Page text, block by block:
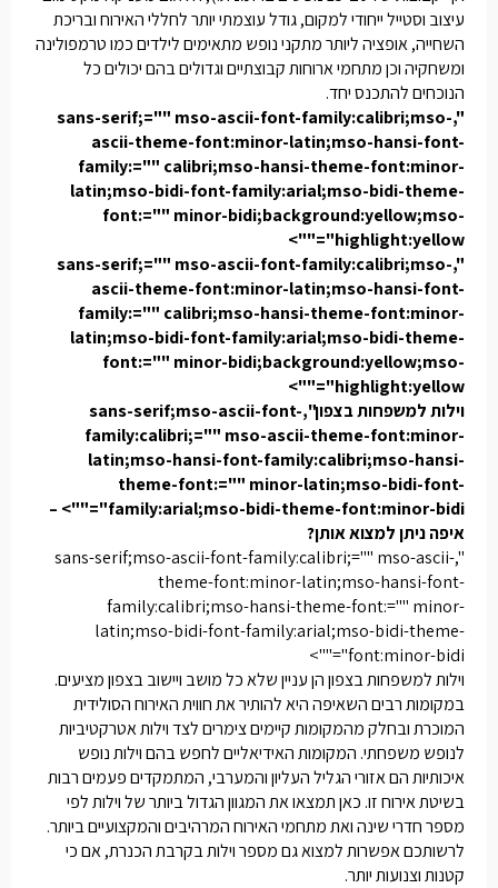
עיצוב וסטייל ייחודי למקום, גודל עוצמתי יותר לחללי האירוח ובריכת
השחייה, אופציה ליותר מתקני נופש מתאימים לילדים כמו טרמפולינה
ומשחקיה וכן מתחמי ארוחות קבוצתיים וגדולים בהם יכולים כל
הנוכחים להתכנס יחד.
",sans-serif;="" mso-ascii-font-family:calibri;mso-
ascii-theme-font:minor-latin;mso-hansi-font-
family:="" calibri;mso-hansi-theme-font:minor-
latin;mso-bidi-font-family:arial;mso-bidi-theme-
font:="" minor-bidi;background:yellow;mso-
highlight:yellow"="">
",sans-serif;="" mso-ascii-font-family:calibri;mso-
ascii-theme-font:minor-latin;mso-hansi-font-
family:="" calibri;mso-hansi-theme-font:minor-
latin;mso-bidi-font-family:arial;mso-bidi-theme-
font:="" minor-bidi;background:yellow;mso-
highlight:yellow"="">
וילות למשפחות בצפון ",sans-serif;mso-ascii-font-
family:calibri;="" mso-ascii-theme-font:minor-
latin;mso-hansi-font-family:calibri;mso-hansi-
theme-font:="" minor-latin;mso-bidi-font-
family:arial;mso-bidi-theme-font:minor-bidi"=""> –
איפה ניתן למצוא אותן?
",sans-serif;mso-ascii-font-family:calibri;="" mso-ascii-
theme-font:minor-latin;mso-hansi-font-
family:calibri;mso-hansi-theme-font:="" minor-
latin;mso-bidi-font-family:arial;mso-bidi-theme-
font:minor-bidi"="">
וילות למשפחות בצפוןהן עניין שלא כל מושב ויישוב בצפון מציעים.
במקומות רבים השאיפה היא להותיר את חווית האירוח הסולידית
המוכרת ובחלק מהמקומות קיימים צימרים לצד וילות אטרקטיביות
לנופש משפחתי. המקומות האידיאליים לחפש בהם וילות נופש
איכותיות הם אזורי הגליל העליון והמערבי, המתמקדים פעמים רבות
בשיטת אירוח זו. כאן תמצאו את המגוון הגדול ביותר של וילות לפי
מספר חדרי שינה ואת מתחמי האירוח המרהיבים והמקצועיים ביותר.
לרשותכם אפשרות למצוא גם מספר וילות בקרבת הכנרת, אם כי
קטנות וצנועות יותר.